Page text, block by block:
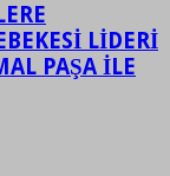
LİDERİ
PAŞA İLE